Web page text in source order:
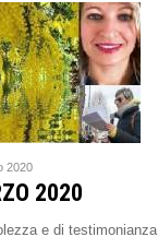
2020
2020
e di testimonianza